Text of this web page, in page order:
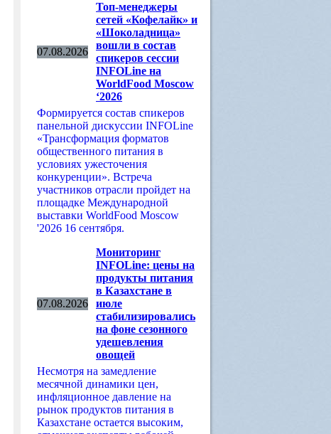
07.08.2026
Топ-менеджеры
сетей «Кофелайк» и
«Шоколадница»
вошли в состав
спикеров сессии
INFOLine на
WorldFood Moscow
‘2026
Формируется состав спикеров
панельной дискуссии INFOLine
«Трансформация форматов
общественного питания в
условиях ужесточения
конкуренции». Встреча
участников отрасли пройдет на
площадке Международной
выставки WorldFood Moscow
'2026 16 сентября.
07.08.2026
Мониторинг
INFOLine: цены на
продукты питания
в Казахстане в
июле
стабилизировались
на фоне сезонного
удешевления
овощей
Несмотря на замедление
месячной динамики цен,
инфляционное давление на
рынок продуктов питания в
Казахстане остается высоким,